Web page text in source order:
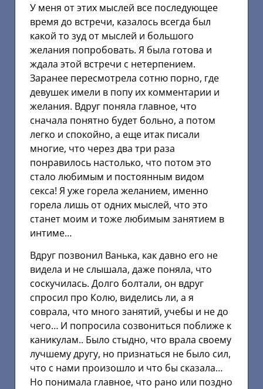
У меня от этих мыслей все последующее
время до встречи, казалось всегда был
какой то зуд от мыслей и большого
желания попробовать. Я была готова и
ждала этой встречи с нетерпением.
Заранее пересмотрела сотню порно, где
девушек имели в попу их комментарии и
желания. Вдруг поняла главное, что
сначала понятно будет больно, а потом
легко и спокойно, а еще итак писали
многие, что через два три раза
понравилось настолько, что потом это
стало любимым и постоянным видом
секса! Я уже горела желанием, именно
горела лишь от одних мыслей, что это
станет моим и тоже любимым занятием в
интиме…
Вдруг позвонил Ванька, как давно его не
видела и не слышала, даже поняла, что
соскучилась. Долго болтали, он вдруг
спросил про Колю, виделись ли, а я
соврала, что много занятий, учебы и не до
чего… И попросила созвониться поближе к
каникулам.. Было стыдно, что врала своему
лучшему другу, но признаться не было сил,
что с нами произошло и что бы сказала…
Но понимала главное, что рано или поздно